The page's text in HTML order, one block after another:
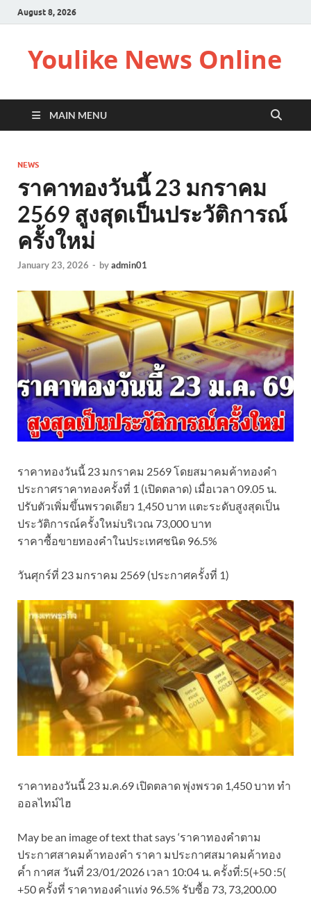
August 8, 2026
Youlike News Online
MAIN MENU
NEWS
ราคาทองวันนี้ 23 มกราคม
2569 สูงสุดเป็นประวัติการณ์
ครั้งใหม่
January 23, 2026 - byadmin01
ราคาทองวันนี้ 23 มกราคม 2569 โดยสมาคมค้าทองคำ
ประกาศราคาทองครั้งที่ 1 (เปิดตลาด) เมื่อเวลา 09.05 น.
ปรับตัวเพิ่มขึ้นพรวดเดียว 1,450 บาท แตะระดับสูงสุดเป็น
ประวัติการณ์ครั้งใหม่บริเวณ 73,000 บาท
ราคาซื้อขายทองคําในประเทศชนิด 96.5%
วันศุกร์ที่ 23 มกราคม 2569 (ประกาศครั้งที่ 1)
ราคาทองวันนี้ 23 ม.ค.69 เปิดตลาด พุ่งพรวด 1,450 บาท ทำ
ออลไทม์ไฮ
May be an image of text that says ‘ราคาทองคำตาม
ประกาศสาคมค้าทองคำ ราคา มประกาศสมาคมค้าทอง
ค์ำ กาศส วันที่ 23/01/2026 เวลา 10:04 น. ครั้งที่:5(+50 :5(
+50 ครั้งที่ ราคาทองคำแท่ง 96.5% รับซื้อ 73, 73,200.00